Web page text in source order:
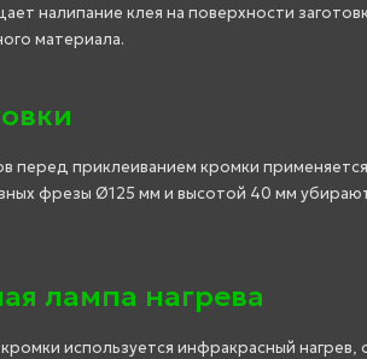
налипание клея на поверхности
материала.
перед приклеиванием кромки
фрезы Ø125 мм и высотой 40 мм
лампа нагрева
используется инфракрасный